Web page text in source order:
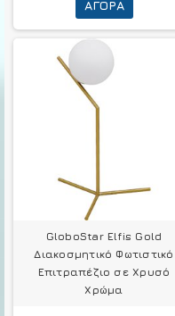
ΑΓΟΡΆ
GloboStar Elfis Gold
Διακοσμητικό Φωτιστικό
Επιτραπέζιο σε Χρυσό
Χρώμα